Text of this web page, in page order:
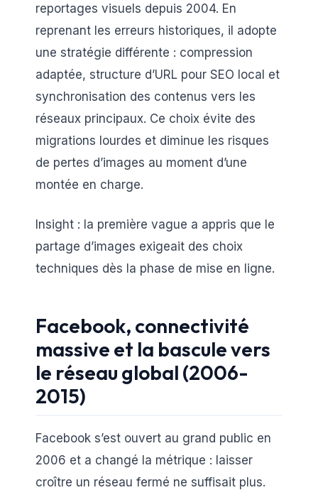
reportages visuels depuis 2004. En
reprenant les erreurs historiques, il adopte
une stratégie différente : compression
adaptée, structure d’URL pour SEO local et
synchronisation des contenus vers les
réseaux principaux. Ce choix évite des
migrations lourdes et diminue les risques
de pertes d’images au moment d’une
montée en charge.
Insight : la première vague a appris que le
partage d’images exigeait des choix
techniques dès la phase de mise en ligne.
Facebook, connectivité
massive et la bascule vers
le réseau global (2006-
2015)
Facebook s’est ouvert au grand public en
2006 et a changé la métrique : laisser
croître un réseau fermé ne suffisait plus.